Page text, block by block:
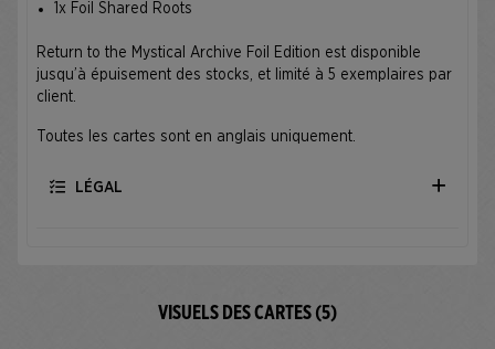
1x Foil Shared Roots
Return to the Mystical Archive Foil Edition est disponible
jusqu’à épuisement des stocks, et limité à 5 exemplaires par
client.
Toutes les cartes sont en anglais uniquement.
LÉGAL
VISUELS DES CARTES (5)